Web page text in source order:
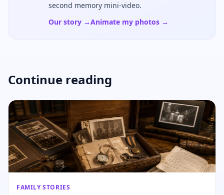
second memory mini-video.
Our story →Animate my photos →
Continue reading
FAMILY STORIES